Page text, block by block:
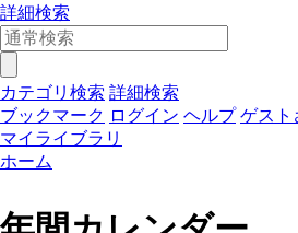
詳細検索
カテゴリ検索 詳細検索
ブックマーク ログイン ヘルプ ゲスト
マイライブラリ
ホーム